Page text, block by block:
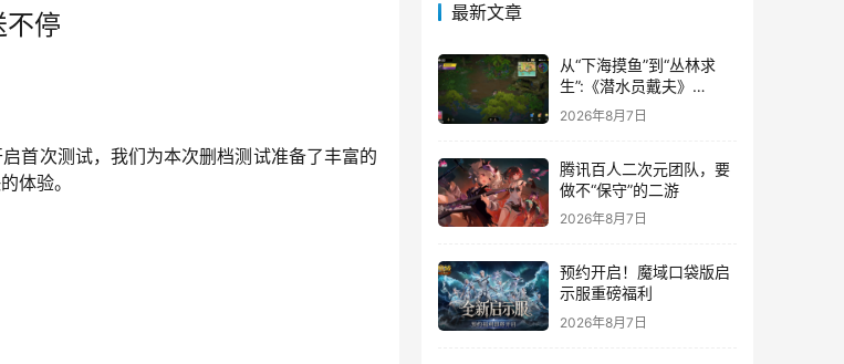
不停
次测试，我们为本次删档测试准备了丰富的
体验。
最新文章
从“下海摸鱼”到“丛林求
生”:《潜水员戴夫》
DLC《丛林》移动端定档
8月14日
2026年8月7日
腾讯百人二次元团队，要
做不“保守”的二游
2026年8月7日
预约开启！魔域口袋版启
示服重磅福利
2026年8月7日